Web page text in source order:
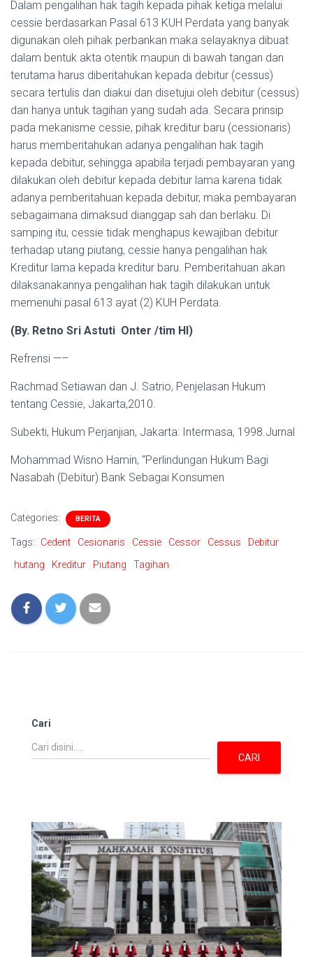
Dalam pengalihan hak tagih kepada pihak ketiga melalui
cessie berdasarkan Pasal 613 KUH Perdata yang banyak
digunakan oleh pihak perbankan maka selayaknya dibuat
dalam bentuk akta otentik maupun di bawah tangan dan
terutama harus diberitahukan kepada debitur (cessus)
secara tertulis dan diakui dan disetujui oleh debitur (cessus)
dan hanya untuk tagihan yang sudah ada. Secara prinsip
pada mekanisme cessie, pihak kreditur baru (cessionaris)
harus memberitahukan adanya pengalihan hak tagih
kepada debitur, sehingga apabila terjadi pembayaran yang
dilakukan oleh debitur kepada debitur lama karena tidak
adanya pemberitahuan kepada debitur, maka pembayaran
sebagaimana dimaksud dianggap sah dan berlaku. Di
samping itu, cessie tidak menghapus kewajiban debitur
terhadap utang piutang, cessie hanya pengalihan hak
Kreditur lama kepada kreditur baru. Pemberitahuan akan
dilaksanakannya pengalihan hak tagih dilakukan untuk
memenuhi pasal 613 ayat (2) KUH Perdata.
(By. Retno Sri Astuti Onter /tim HI)
Refrensi —–
Rachmad Setiawan dan J. Satrio, Penjelasan Hukum
tentang Cessie, Jakarta,2010.
Subekti, Hukum Perjanjian, Jakarta: Intermasa, 1998.Jurnal
Mohammad Wisno Hamin, “Perlindungan Hukum Bagi
Nasabah (Debitur) Bank Sebagai Konsumen
Categories: BERITA
Tags: Cedent Cesionaris Cessie Cessor Cessus
Debitur
hutang
Kreditur Piutang Tagihan
Cari
CARI